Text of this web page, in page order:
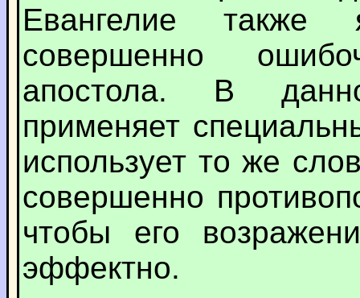
Евангелие также
совершенно
апостола. В
применяет
использует то же
совершенно
чтобы его
эффектно.